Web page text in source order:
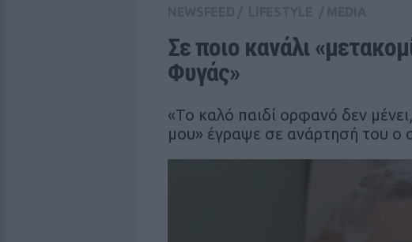
Σε ποιο κανάλι
Φυγάς»
«Το καλό παιδί ορφανό δεν
μου» έγραψε σε ανάρτησή του ο